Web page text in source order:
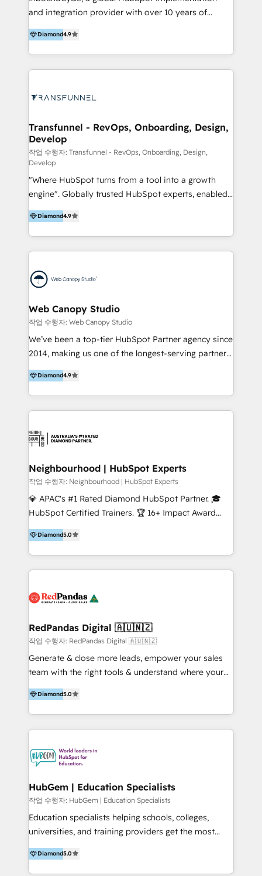
and integration provider with over 10 years of
experience, serves businesses in diverse industries.
With offices in Spain, Chile, Mexico, and Brazil, our
team of 100+ professionals deliver multilingual
services to clients in 15 countries. As the first
we hold numerous accreditations, including CRM
include HubSpot setup and customization,
Marketing Automation, Inbound Marketing, Inbound
Sales, and Account-Based Marketing (ABM). We use
our skills in marketing automation and integrations
to develop strategies that drive results and growth.
By working with InboundCycle, businesses benefit
from our extensive experience and expertise in
HubSpot implementation and integration, helping
400+ clients streamline their digital transformation
and achieve their goals.
Diamond4.9
Transfunnel - RevOps, Onboarding, Design,
Develop
작업 수행자: Transfunnel - RevOps, Onboarding, Design,
Develop
"Where HubSpot turns from a tool into a growth
engine". Globally trusted HubSpot experts, enabled
1200+ organisations across USA, North America, UK,
Europe, India, Australia, including big enterprise
accounts to startups alike, Transfunnel is known for:
- CUSTOM MARTECH SOLUTIONS - TECHNICAL
strategies & client-first approach - Team Enablement
excelling in 📌 HubSpot Onboarding &
Implementation 📌 Custom Integrations 📌 CRM
Migration 📌 RevOps 📌 CMS Design & Web
Development 📌 Sales & Marketing Alignment 📌
Templates/ Modules 📌 WhatsApp, SMS, Voice Call
Visit : https://www.transfunnel.com/hubspot-
Awards, you can trust us, the way HubSpot does.
Let's Connect: https://www.transfunnel.com/contact-
Diamond4.9
Web Canopy Studio
작업 수행자: Web Canopy Studio
We’ve been a top-tier HubSpot Partner agency since
2014, making us one of the longest-serving partners
in the world. We’ve trained thousands of users and
achieved award-winning results for our clients,
focusing on revenue, profit, churn, and ROI. Our
experience even extends to training and coaching
accredited CRM Onboarding experts with 8 HubSpot
peace of mind that when they come to us, they’ll
soon be making full use of their HubSpot portals.
Our success includes building: - Campaigns that
generated $1.3 million in deals - Websites bringing in
deal closures In other words, we prioritize real
achievements, not vanity metrics. We also handle
of your HubSpot? Then partner with a proven leader!
Get a quote on your next project today!
Diamond4.9
Neighbourhood | HubSpot Experts
작업 수행자: Neighbourhood | HubSpot Experts
💎 APAC's #1 Rated Diamond HubSpot Partner. 🎓
HubSpot Certified Trainers. 🏆 16+ Impact Award
Winners. ⭐ 30+ HubSpot Certifications. 👥 HubSpot
User Group Leader. Neighbourhood is a customer
engagement agency that works to do three simple
things for our clients... Find their people, Sell to their
grow sales and shine a light on how businesses can
hearts and minds throughout the entire customer
journey, building stronger, longer lasting
relationships with their customers. That's where the
name 'Neighbourhood' comes from - we're
that this is only part of the customer journey and
that there's more to a relationship than a good first
develop sales strategies that get them results and
work to maintain the relationships they build in the
Diamond5.0
RedPandas Digital 🇦🇺🇳🇿
작업 수행자: RedPandas Digital 🇦🇺🇳🇿
Generate & close more leads, empower your sales
team with the right tools & understand where your
profitable leads are coming from. We're not just
HubSpot "tick-a-box" tacticians. We generate leads
(Google, Meta, LinkedIn ads). We help you close
sales (with HubSpot). We create HubSpot websites
us: ✓ More predictable revenue & fewer missed
deals via clean pipelines, standardised processes
e.g. follow-up processes ✓ Accurate reports &
confident forecasting to make better business &
marketing decisions: Leadership can finally trust the
numbers. ✓ Faster, less chaotic execution across
truth! Run a unified platform you can trust. We can
do the work for you or coach you to do it yourself.
Diamond5.0
HubGem | Education Specialists
작업 수행자: HubGem | Education Specialists
Education specialists helping schools, colleges,
universities, and training providers get the most
from HubSpot. HubGem is the world’s most
experienced HubSpot partner for the education
sector, supporting over 200 organisations across 24
Diamond5.0